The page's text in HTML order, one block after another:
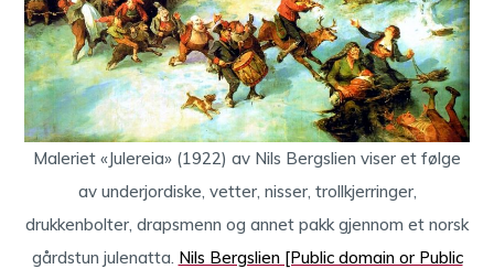
Maleriet «Julereia» (1922) av Nils Bergslien viser et følge
av underjordiske, vetter, nisser, trollkjerringer,
drukkenbolter, drapsmenn og annet pakk gjennom et norsk
gårdstun julenatta. Nils Bergslien [Public domain or Public